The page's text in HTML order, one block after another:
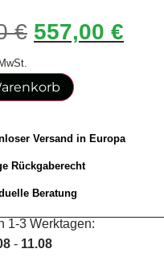
€ 557,00 €
Versand in Europa
Rückgaberecht
Beratung
1-3 Werktagen:
- 11.08